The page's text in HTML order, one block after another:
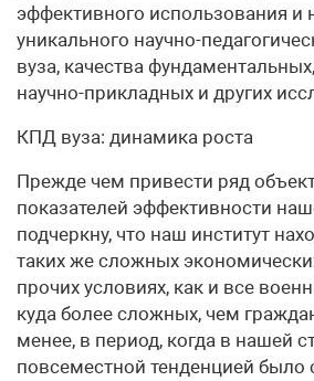
эффективного использования и
уникального научно-
вуза, качества
научно-прикладных и других
КПД вуза: динамика роста
Прежде чем привести ряд
показателей эффективности
подчеркну, что наш институт
таких же сложных
прочих условиях, как и все
куда более сложных, чем
менее, в период, когда в нашей
повсеместной тенденцией было